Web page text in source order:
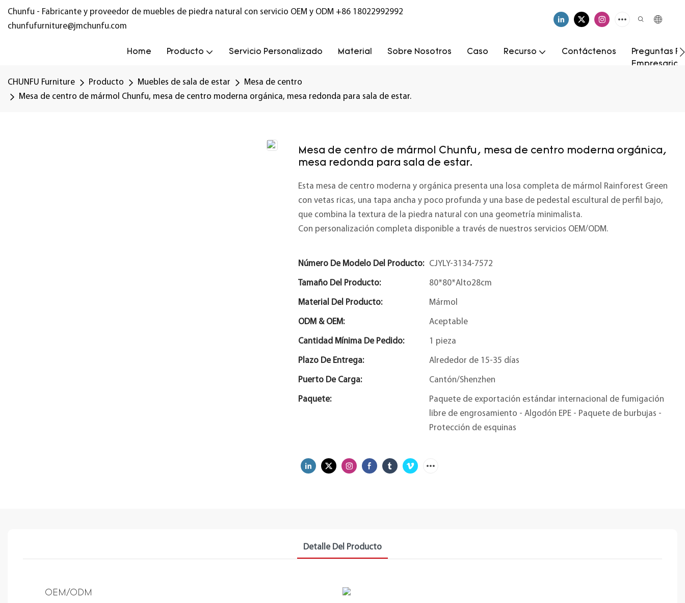
Chunfu - Fabricante y proveedor de muebles de piedra natural con servicio OEM y ODM +86 18022992992
chunfufurniture@jmchunfu.com
Home Producto Servicio Personalizado Material Sobre Nosotros Caso Recurso Contáctenos
Preguntas
CHUNFU Furniture Producto Muebles de sala de estar
Mesa de centro
Mesa de centro de mármol Chunfu, mesa de centro moderna orgánica, mesa redonda para sala de estar.
Mesa de centro de mármol Chunfu, mesa de centro moderna orgánica,
mesa redonda para sala de estar.
Esta mesa de centro moderna y orgánica presenta una losa completa de mármol Rainforest Green
con vetas ricas, una tapa ancha y poco profunda y una base de pedestal escultural de perfil bajo,
que combina la textura de la piedra natural con una geometría minimalista.
Con personalización completa disponible a través de nuestros servicios OEM/ODM.
Número De Modelo Del Producto: CJYLY-3134-7572
Tamaño Del Producto: 80*80*Alto28cm
Material Del Producto: Mármol
ODM & OEM: Aceptable
Cantidad Mínima De Pedido: 1 pieza
Plazo De Entrega: Alrededor de 15-35 días
Puerto De Carga: Cantón/Shenzhen
Paquete:
Paquete de exportación estándar internacional de fumigación
libre de engrosamiento - Algodón EPE - Paquete de burbujas -
Protección de esquinas
Detalle Del Producto
OEM/ODM